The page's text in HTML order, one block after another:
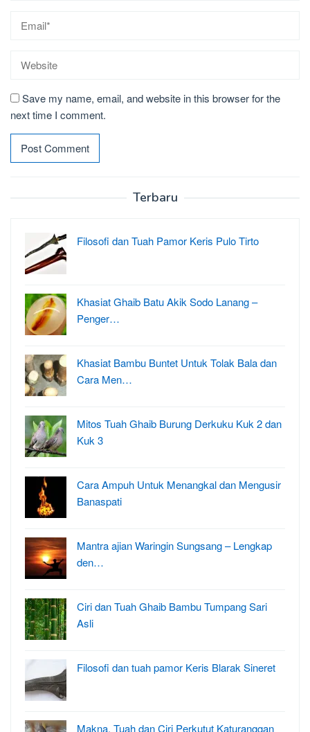
Save my name, email, and website in this browser for the
next time I comment.
Terbaru
Filosofi dan Tuah Pamor Keris Pulo Tirto
Khasiat Ghaib Batu Akik Sodo Lanang –
Penger…
Khasiat Bambu Buntet Untuk Tolak Bala dan
Cara Men…
Mitos Tuah Ghaib Burung Derkuku Kuk 2 dan
Kuk 3
Cara Ampuh Untuk Menangkal dan Mengusir
Banaspati
Mantra ajian Waringin Sungsang – Lengkap
den…
Ciri dan Tuah Ghaib Bambu Tumpang Sari
Asli
Filosofi dan tuah pamor Keris Blarak Sineret
Makna, Tuah dan Ciri Perkutut Katuranggan